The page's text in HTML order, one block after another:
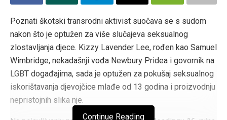
Poznati škotski transrodni aktivist suočava se s sudom
nakon što je optužen za više slučajeva seksualnog
zlostavljanja djece. Kizzy Lavender Lee, rođen kao Samuel
Wimbridge, nekadašnji vođa Newbury Pridea i govornik na
LGBT događajima, sada je optužen za pokušaj seksualnog
iskorištavanja djevojčice mlađe od 13 godina i proizvodnju
nepristojnih slika nje.
Continue Reading